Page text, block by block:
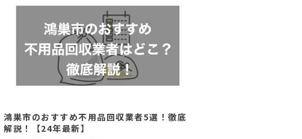
鴻巣市のおすすめ不用品回収業者5選！徹底
解説！【24年最新】